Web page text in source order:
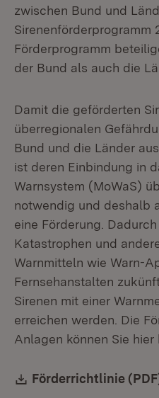
zwischen Bund und
Sirenenförderprogramm
Förderprogramm
der Bund als auch die
Damit die geförderten
überregionalen
Bund und die Länder
ist deren Einbindung in
Warnsystem (MoWaS)
notwendig und deshalb
eine Förderung.
Katastrophen und
Warnmitteln wie Warn-
Fernsehanstalten
Sirenen mit einer
erreichen werden. Die
Anlagen können Sie hier
Download:
Förderrichtlinie